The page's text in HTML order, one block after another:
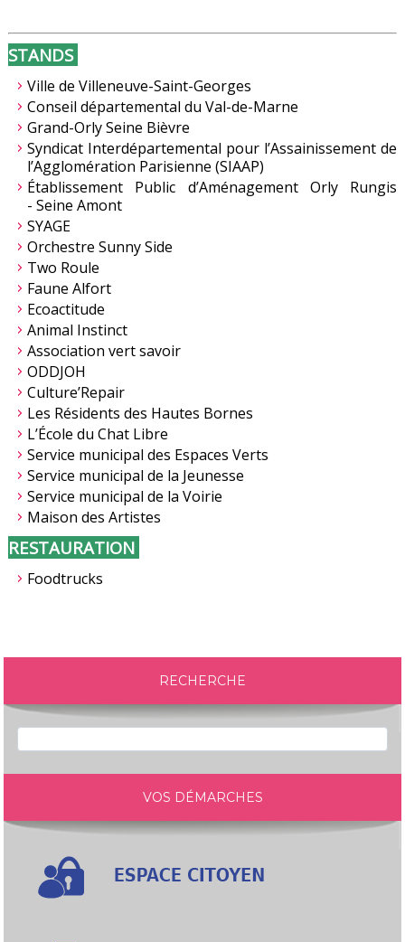
STANDS
Ville de Villeneuve-Saint-Georges
Conseil départemental du Val-de-Marne
Grand-Orly Seine Bièvre
Syndicat Interdépartemental pour l’Assainissement de
l’Agglomération Parisienne (SIAAP)
Établissement Public d’Aménagement Orly Rungis
-Seine Amont
SYAGE
Orchestre Sunny Side
Two Roule
Faune Alfort
Ecoactitude
Animal Instinct
Association vert savoir
ODDJOH
Culture’Repair
Les Résidents des Hautes Bornes
L’École du Chat Libre
Service municipal des Espaces Verts
Service municipal de la Jeunesse
Service municipal de la Voirie
Maison des Artistes
RESTAURATION
Foodtrucks
RECHERCHE
VOS DÉMARCHES